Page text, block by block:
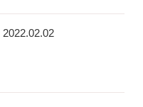
2022.02.02